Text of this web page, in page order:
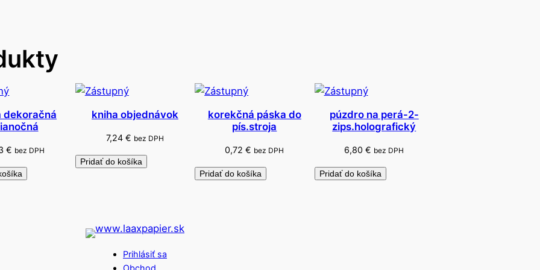
d
ý
0
dekoračná
€ bez DPH
kniha objednávok
7,24 € bez DPH
Pridať do košíka
korekčná páska do
pís.stroja
0,72€ bez DPH
Pridať do košíka
púzdro na perá-2-
zips.holografický
6,80€ bez DPH
Pridať do košíka
Prihlásiť sa
Obchod